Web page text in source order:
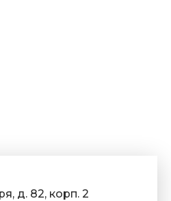
д. 82, корп. 2